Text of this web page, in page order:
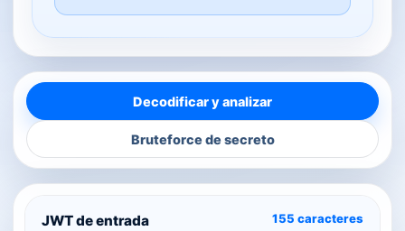
Decodificar y analizar
Bruteforce de secreto
JWT de entrada 155 caracteres